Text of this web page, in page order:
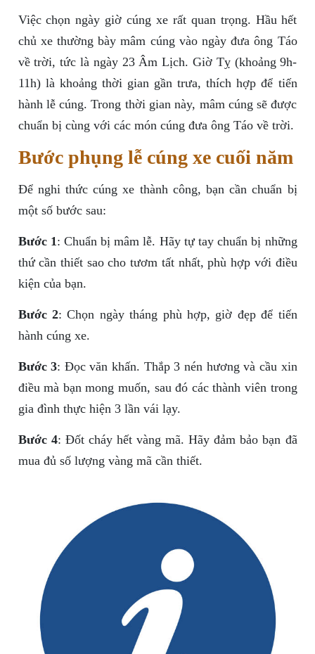
Việc chọn ngày giờ cúng xe rất quan trọng. Hầu hết
chủ xe thường bày mâm cúng vào ngày đưa ông Táo
về trời, tức là ngày 23 Âm Lịch. Giờ Tỵ (khoảng 9h-
11h) là khoảng thời gian gần trưa, thích hợp để tiến
hành lễ cúng. Trong thời gian này, mâm cúng sẽ được
chuẩn bị cùng với các món cúng đưa ông Táo về trời.
Bước phụng lễ cúng xe cuối năm
Để nghi thức cúng xe thành công, bạn cần chuẩn bị
một số bước sau:
Bước 1: Chuẩn bị mâm lễ. Hãy tự tay chuẩn bị những
thứ cần thiết sao cho tươm tất nhất, phù hợp với điều
kiện của bạn.
Bước 2: Chọn ngày tháng phù hợp, giờ đẹp để tiến
hành cúng xe.
Bước 3: Đọc văn khấn. Thắp 3 nén hương và cầu xin
điều mà bạn mong muốn, sau đó các thành viên trong
gia đình thực hiện 3 lần vái lạy.
Bước 4: Đốt cháy hết vàng mã. Hãy đảm bảo bạn đã
mua đủ số lượng vàng mã cần thiết.